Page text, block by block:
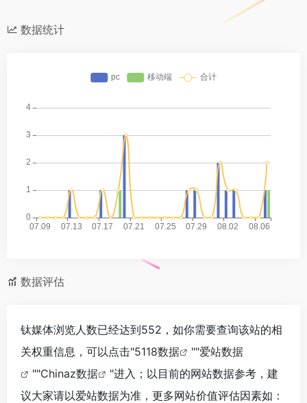
数据统计
数据评估
钛媒体浏览人数已经达到552，如你需要查询该站的相
关权重信息，可以点击"5118数据 ""爱站数据
""Chinaz数据
"进入；以目前的网站数据参考，建
议大家请以爱站数据为准，更多网站价值评估因素如：